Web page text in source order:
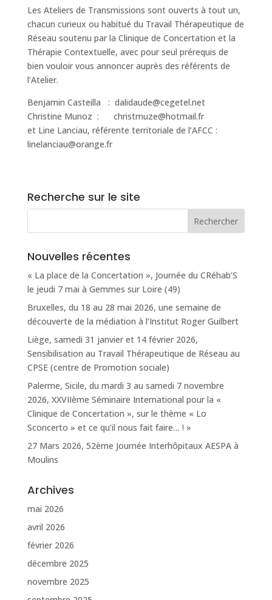
Les Ateliers de Transmissions sont ouverts à tout un,
chacun curieux ou habitué du Travail Thérapeutique de
Réseau soutenu par la Clinique de Concertation et la
Thérapie Contextuelle, avec pour seul prérequis de
bien vouloir vous annoncer auprès des référents de
l’Atelier.
Benjamin Casteilla : dalidaude@cegetel.net
Christine Munoz : christmuze@hotmail.fr
et Line Lanciau, référente territoriale de l’AFCC :
linelanciau@orange.fr
Recherche sur le site
Nouvelles récentes
« La place de la Concertation », Journée du CRéhab’S
le jeudi 7 mai à Gemmes sur Loire (49)
Bruxelles, du 18 au 28 mai 2026, une semaine de
découverte de la médiation à l’Institut Roger Guilbert
Liège, samedi 31 janvier et 14 février 2026,
Sensibilisation au Travail Thérapeutique de Réseau au
CPSE (centre de Promotion sociale)
Palerme, Sicile, du mardi 3 au samedi 7 novembre
2026, XXVIIème Séminaire International pour la «
Clinique de Concertation », sur le thème « Lo
Sconcerto » et ce qu’il nous fait faire… ! »
27 Mars 2026, 52ème Journée Interhôpitaux AESPA à
Moulins
Archives
mai 2026
avril 2026
février 2026
décembre 2025
novembre 2025